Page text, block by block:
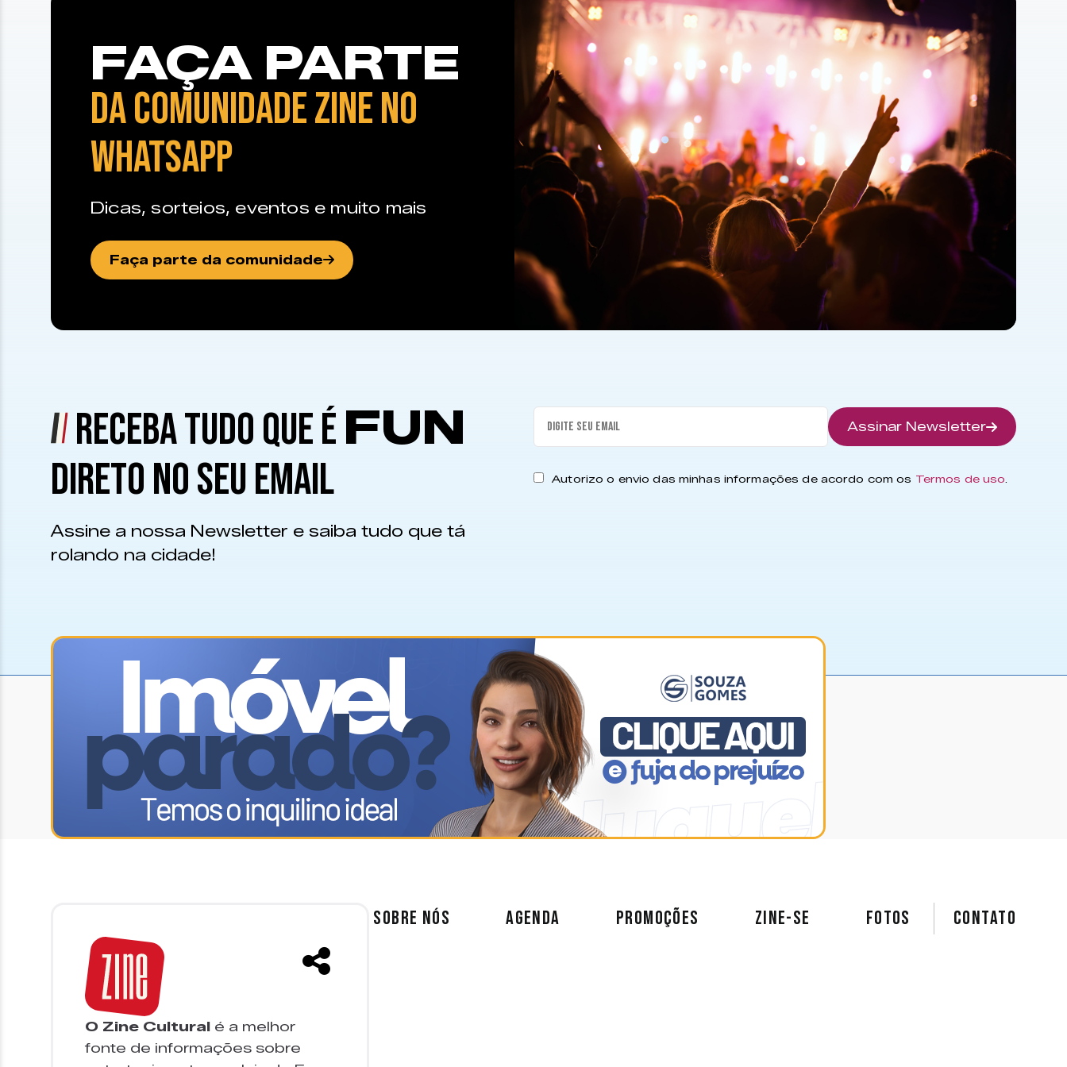
FAÇA PARTE
DA COMUNIDADE ZINE NO
WHATSAPP
Dicas, sorteios, eventos e muito mais
Faça parte da comunidade
RECEBA TUDO QUE ÉFUN
DIRETO NO SEU EMAIL
Assine a nossa Newsletter e saiba tudo que tá
rolando na cidade!
Assinar Newsletter
Autorizo o envio das minhas informações de acordo com os Termos de uso
O Zine Cultural é a melhor
fonte de informações sobre
SOBRE NÓS AGENDA PROMOÇÕES ZINE-SE FOTOS Contato